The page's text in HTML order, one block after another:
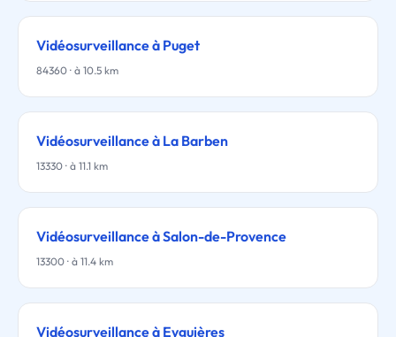
Vidéosurveillance à Puget
84360 · à 10.5 km
Vidéosurveillance à La Barben
13330 · à 11.1 km
Vidéosurveillance à Salon-de-Provence
13300 · à 11.4 km
Vidéosurveillance à Eyguières